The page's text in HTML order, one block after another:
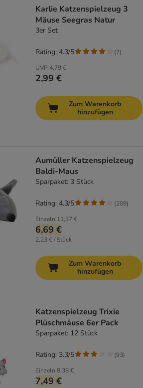
Karlie Katzenspielzeug 3
Mäuse Seegras Natur
3er Set
UVP 4,79 €
2,99 €
Rating: 4.3/5 (7)
Zum Warenkorb
hinzufügen
Aumüller Katzenspielzeug
Baldi-Maus
Sparpaket: 3 Stück
Einzeln 11,37 €
6,69 €
2,23 € / Stück
Rating: 4.3/5 (209)
Zum Warenkorb
hinzufügen
Katzenspielzeug Trixie
Plüschmäuse 6er Pack
Sparpaket: 12 Stück
Einzeln 8,38 €
7,49 €
Rating: 3.3/5 (93)